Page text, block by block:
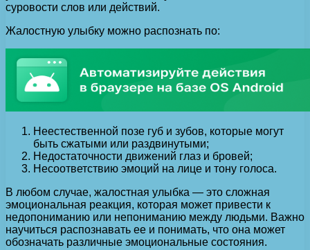
суровости слов или действий.
Жалостную улыбку можно распознать по:
Неестественной позе губ и зубов, которые могут
быть сжатыми или раздвинутыми;
Недостаточности движений глаз и бровей;
Несоответствию эмоций на лице и тону голоса.
В любом случае, жалостная улыбка — это сложная
эмоциональная реакция, которая может привести к
недопониманию или непониманию между людьми. Важно
научиться распознавать ее и понимать, что она может
обозначать различные эмоциональные состояния.